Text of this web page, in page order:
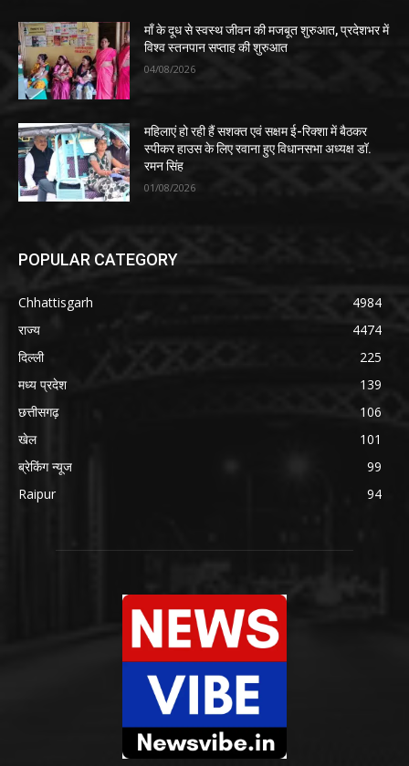
माँ के दूध से स्वस्थ जीवन की मजबूत शुरुआत, प्रदेशभर में
विश्व स्तनपान सप्ताह की शुरुआत
04/08/2026
महिलाएं हो रही हैं सशक्त एवं सक्षम ई-रिक्शा में बैठकर
स्पीकर हाउस के लिए रवाना हुए विधानसभा अध्यक्ष डॉ.
रमन सिंह
01/08/2026
POPULAR CATEGORY
Chhattisgarh
4984
राज्य
4474
दिल्ली
225
मध्य प्रदेश
139
छत्तीसगढ़
106
खेल
101
ब्रेकिंग न्यूज
99
Raipur
94